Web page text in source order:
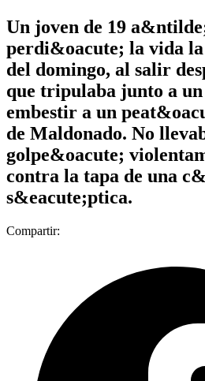
Un joven de 19
perdi&oacute; la vida
del domingo, al salir
que tripulaba junto a
embestir a un
de Maldonado. No
golpe&oacute;
contra la tapa de una
s&eacute;ptica.
Compartir: